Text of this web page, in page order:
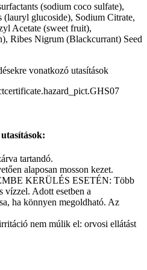
(sodium coco sulfate),
(lauryl glucoside), Sodium Citrate,
Acetate (sweet fruit),
Ribes Nigrum (Blackcurrant) Seed
vonatkozó utasítások
tartandó.
alaposan mosson kezet.
KERÜLÉS ESETÉN: Több
vízzel. Adott esetben a
ha könnyen megoldható. Az
nem múlik el: orvosi ellátást